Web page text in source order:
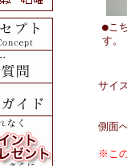
●こ
す。
サイ
側面
※こ